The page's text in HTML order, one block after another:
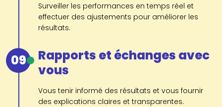
Surveiller les performances en temps réel et
effectuer des ajustements pour améliorer les
résultats.
09
Rapports et échanges avec
vous
Vous tenir informé des résultats et vous fournir
des explications claires et transparentes.